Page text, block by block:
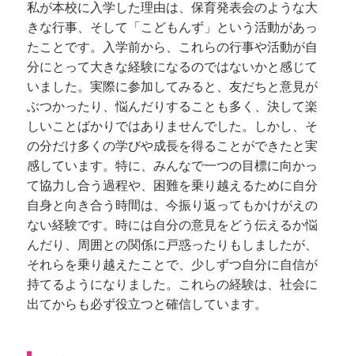
私が本校に入学した理由は、保育発表会のような大
きな行事、そして「こどもんず」という活動があっ
たことです。入学前から、これらの行事や活動が自
分にとって大きな経験になるのではないかと感じて
いました。実際に参加してみると、友だちと意見が
ぶつかったり、悩んだりすることも多く、決して楽
しいことばかりではありませんでした。しかし、そ
の分だけ多くの学びや成長を得ることができたと実
感しています。特に、みんなで一つの目標に向かっ
て協力し合う過程や、困難を乗り越えるために自分
自身と向き合う時間は、今振り返ってもかけがえの
ない経験です。時には自分の意見をどう伝えるか悩
んだり、周囲との関係に戸惑ったりもしましたが、
それらを乗り越えたことで、少しずつ自分に自信が
持てるようになりました。これらの経験は、社会に
出てからも必ず役立つと確信しています。